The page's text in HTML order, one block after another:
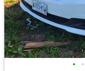
• •